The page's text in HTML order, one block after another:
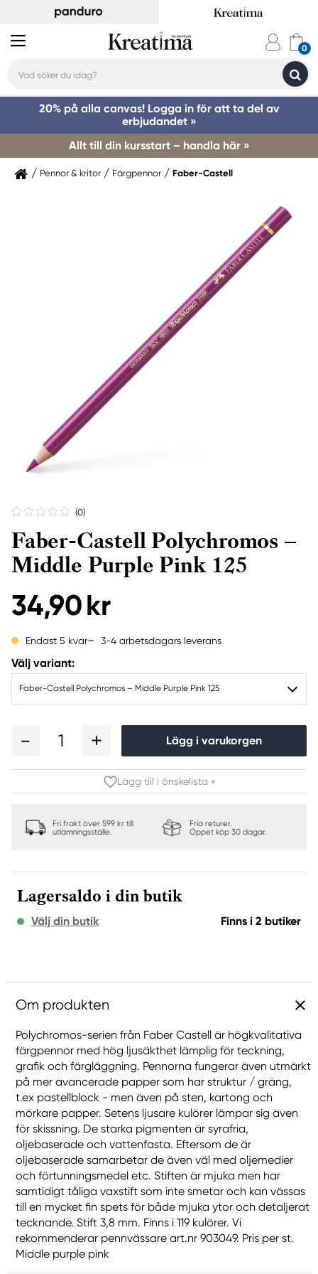
20% på alla canvas! Logga in för att ta del av
erbjudandet »
Allt till din kursstart – handla här »
Pennor & kritor Färgpennor Faber-Castell
(0)
Faber-Castell Polychromos –
Middle Purple Pink 125
34,90 kr
Endast 5 kvar 3-4 arbetsdagars leverans
Välj variant:
Faber-Castell Polychromos – Middle Purple Pink 125
1 Lägg i varukorgen
Lägg till i önskelista »
Fri frakt över 599 kr till
utlämningsställe.
Fria returer.
Öppet köp 30 dagar.
Lagersaldo i din butik
Välj din butik Finns i 2 butiker
Om produkten
Polychromos-serien från Faber Castell är högkvalitativa
färgpennor med hög ljusäkthet lämplig för teckning,
grafik och färgläggning. Pennorna fungerar även utmärkt
på mer avancerade papper som har struktur / gräng,
t.ex pastellblock - men även på sten, kartong och
mörkare papper. Setens ljusare kulörer lämpar sig även
för skissning. De starka pigmenten är syrafria,
oljebaserade och vattenfasta. Eftersom de är
oljebaserade samarbetar de även väl med oljemedier
och förtunningsmedel etc. Stiften är mjuka men har
samtidigt tåliga vaxstift som inte smetar och kan vässas
till en mycket fin spets för både mjuka ytor och detaljerat
tecknande. Stift 3,8 mm. Finns i 119 kulörer. Vi
rekommenderar pennvässare art.nr 903049. Pris per st.
Middle purple pink